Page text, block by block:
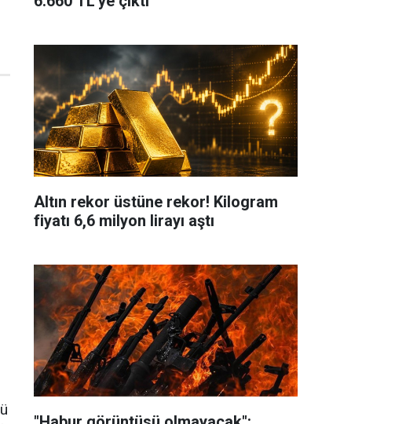
Altın rekor üstüne rekor! Kilogram
fiyatı 6,6 milyon lirayı aştı